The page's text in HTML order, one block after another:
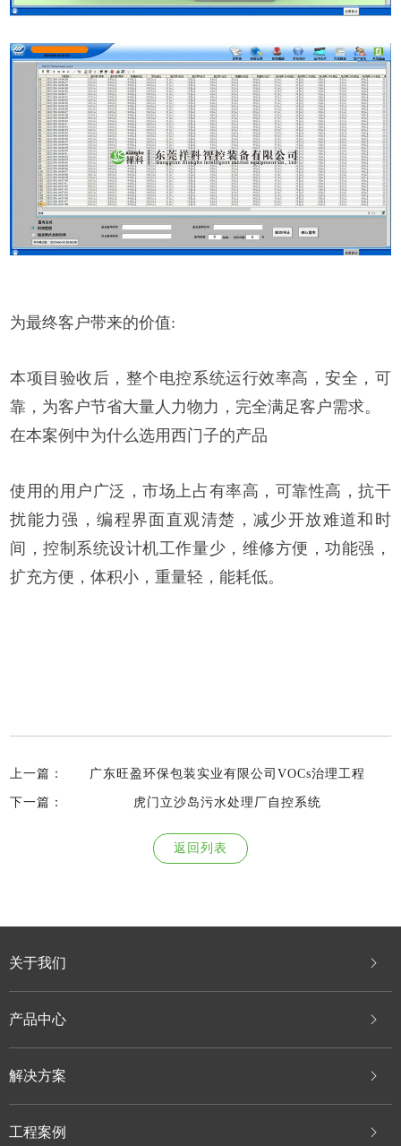
为最终客户带来的价值:
本项目验收后，整个电控系统运行效率高，安全，可
靠，为客户节省大量人力物力，完全满足客户需求。
在本案例中为什么选用西门子的产品
使用的用户广泛，市场上占有率高，可靠性高，抗干
扰能力强，编程界面直观清楚，减少开放难道和时
间，控制系统设计机工作量少，维修方便，功能强，
扩充方便，体积小，重量轻，能耗低。
上一篇： 广东旺盈环保包装实业有限公司VOCs治理工程
下一篇： 虎门立沙岛污水处理厂自控系统
返回列表
关于我们
产品中心
解决方案
工程案例